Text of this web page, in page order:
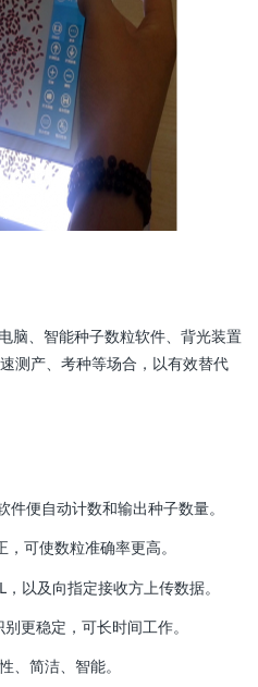
脑、智能种子数粒软件、背光装置
测产、考种等场合，以有效替代
便自动计数和输出种子数量。
可使数粒准确率更高。
以及向指定接收方上传数据。
更稳定，可长时间工作。
、简洁、智能。